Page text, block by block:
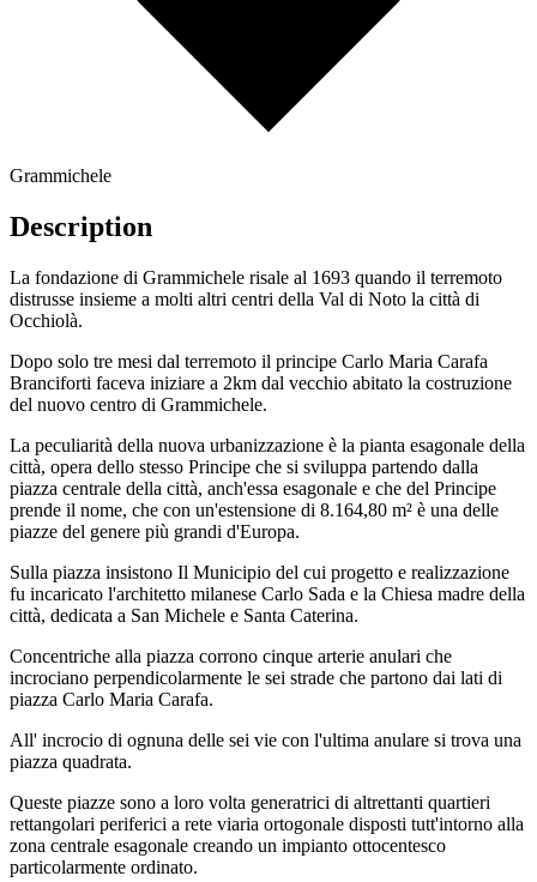
Grammichele
Description
La fondazione di Grammichele risale al 1693 quando il terremoto
distrusse insieme a molti altri centri della Val di Noto la città di
Occhiolà.
Dopo solo tre mesi dal terremoto il principe Carlo Maria Carafa
Branciforti faceva iniziare a 2km dal vecchio abitato la costruzione
del nuovo centro di Grammichele.
La peculiarità della nuova urbanizzazione è la pianta esagonale della
città, opera dello stesso Principe che si sviluppa partendo dalla
piazza centrale della città, anch'essa esagonale e che del Principe
prende il nome, che con un'estensione di 8.164,80 m² è una delle
piazze del genere più grandi d'Europa.
Sulla piazza insistono Il Municipio del cui progetto e realizzazione
fu incaricato l'architetto milanese Carlo Sada e la Chiesa madre della
città, dedicata a San Michele e Santa Caterina.
Concentriche alla piazza corrono cinque arterie anulari che
incrociano perpendicolarmente le sei strade che partono dai lati di
piazza Carlo Maria Carafa.
All' incrocio di ognuna delle sei vie con l'ultima anulare si trova una
piazza quadrata.
Queste piazze sono a loro volta generatrici di altrettanti quartieri
rettangolari periferici a rete viaria ortogonale disposti tutt'intorno alla
zona centrale esagonale creando un impianto ottocentesco
particolarmente ordinato.